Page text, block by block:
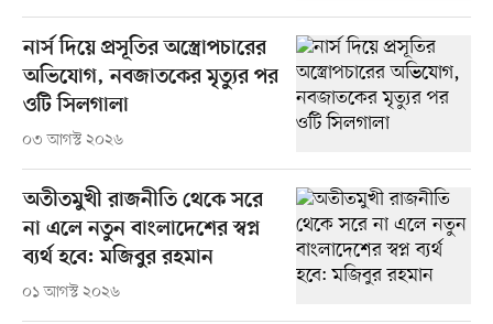
নার্স দিয়ে প্রসূতির অস্ত্রোপচারের
অভিযোগ, নবজাতকের মৃত্যুর পর
ওটি সিলগালা
০৩ আগস্ট ২০২৬
অতীতমুখী রাজনীতি থেকে সরে
না এলে নতুন বাংলাদেশের স্বপ্ন
ব্যর্থ হবে: মজিবুর রহমান
০১ আগস্ট ২০২৬